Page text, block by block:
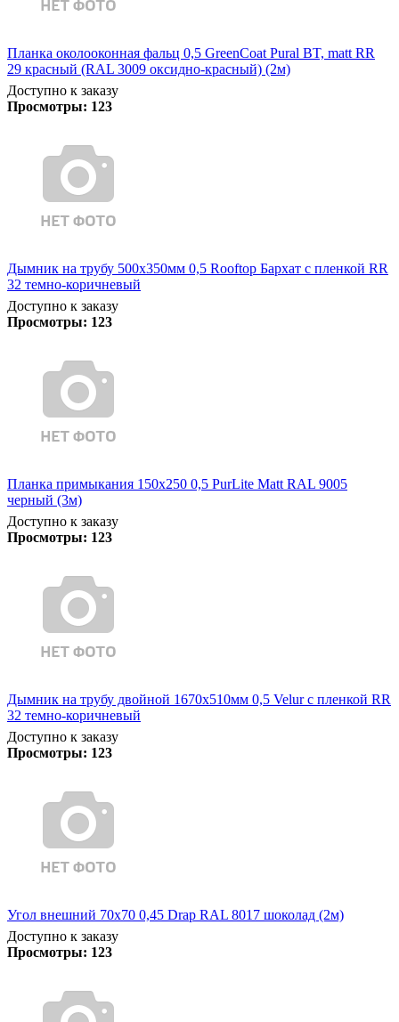
Планка околооконная фальц 0,5 GreenCoat Pural BT, matt RR
29 красный (RAL 3009 оксидно-красный) (2м)
Доступно к заказу
Просмотры: 123
Дымник на трубу 500х350мм 0,5 Rooftop Бархат с пленкой RR
32 темно-коричневый
Доступно к заказу
Просмотры: 123
Планка примыкания 150х250 0,5 PurLite Matt RAL 9005
черный (3м)
Доступно к заказу
Просмотры: 123
Дымник на трубу двойной 1670х510мм 0,5 Velur с пленкой RR
32 темно-коричневый
Доступно к заказу
Просмотры: 123
Угол внешний 70х70 0,45 Drap RAL 8017 шоколад (2м)
Доступно к заказу
Просмотры: 123